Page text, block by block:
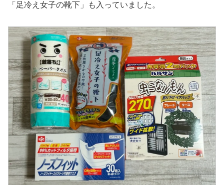
「足冷え女子の靴下」も入っていました。